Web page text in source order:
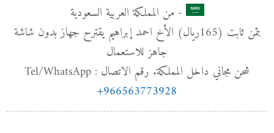
- من المملكة العربية السعودية
بثمن ثابت (165﷼) الأخ احمد إبراهيم يقترح جهاز بدون شاشة
جاهز للاستعمال
شحن مجاني داخل المملكة. رقم الاتصال : Tel/WhatsApp
+966563773928